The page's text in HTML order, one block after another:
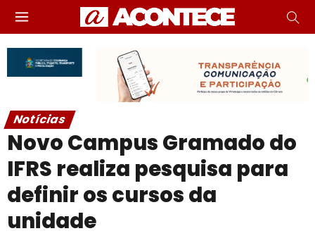
Notícias
Novo Campus Gramado do
IFRS realiza pesquisa para
definir os cursos da
unidade